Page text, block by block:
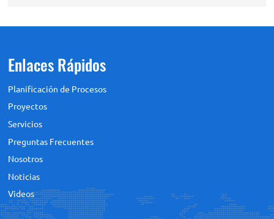
Enlaces Rápidos
Planificación de Procesos
Proyectos
Servicios
Preguntas Frecuentes
Nosotros
Noticias
Videos